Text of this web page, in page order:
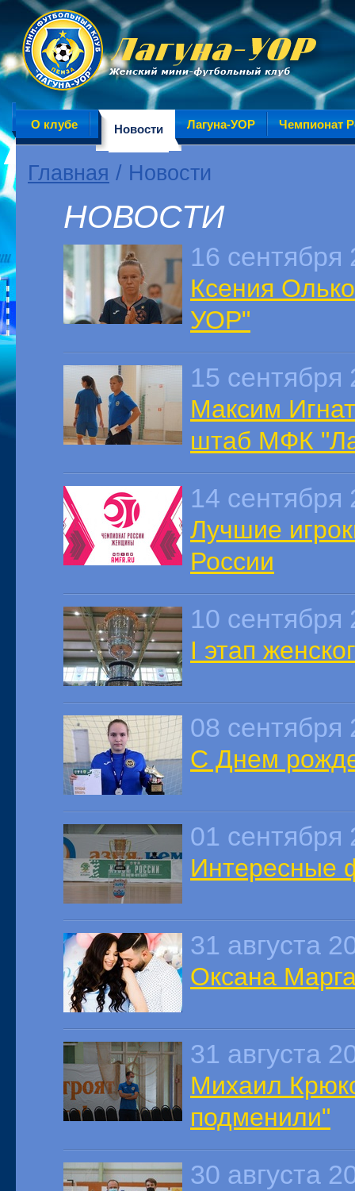
О клубе Новости Лагуна-УОР Чемпионат
Главная / Новости
НОВОСТИ
16 сентября
Ксения
УОР"
15 сентября
Максим
штаб МФК
14 сентября
Лучшие
России
10 сентября
I этап
08 сентября
С Днем
01 сентября
Интересные
31 августа
Оксана
31 августа
Михаил
подменили"
30 августа